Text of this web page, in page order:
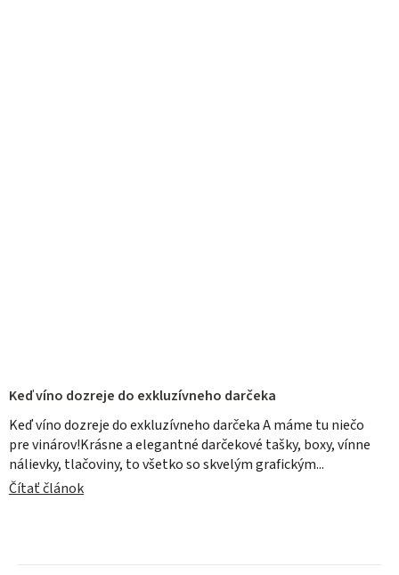
Keď víno dozreje do exkluzívneho darčeka
Keď víno dozreje do exkluzívneho darčeka A máme tu niečo
pre vinárov!Krásne a elegantné darčekové tašky, boxy, vínne
nálievky, tlačoviny, to všetko so skvelým grafickým...
Čítať článok